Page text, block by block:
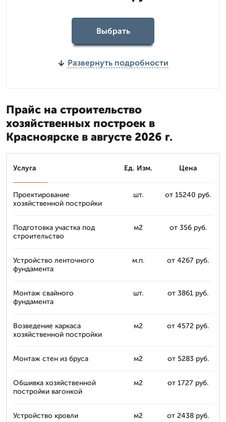
Выбрать
Развернуть подробности
Прайс на строительство
хозяйственных построек в
Красноярске в августе 2026 г.
Услуга Ед. Изм. Цена
Проектирование
хозяйственной постройки
шт. от 15240 руб.
Подготовка участка под
строительство
м2 от 356 руб.
Устройство ленточного
фундамента
м.п. от 4267 руб.
Монтаж свайного
фундамента
шт. от 3861 руб.
Возведение каркаса
хозяйственной постройки
м2 от 4572 руб.
Монтаж стен из бруса м2 от 5283 руб.
Обшивка хозяйственной
постройки вагонкой
м2 от 1727 руб.
Устройство кровли м2 от 2438 руб.